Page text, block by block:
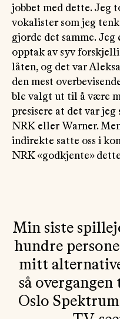
jobbet med dette. Jeg
vokalister som jeg
gjorde det samme. Jeg
opptak av syv
låten, og det var
den mest
ble valgt ut til å være
presisere at det var
NRK eller Warner.
indirekte satte oss i
NRK «godkjente»
Min siste
hundre
mitt
så
Oslo